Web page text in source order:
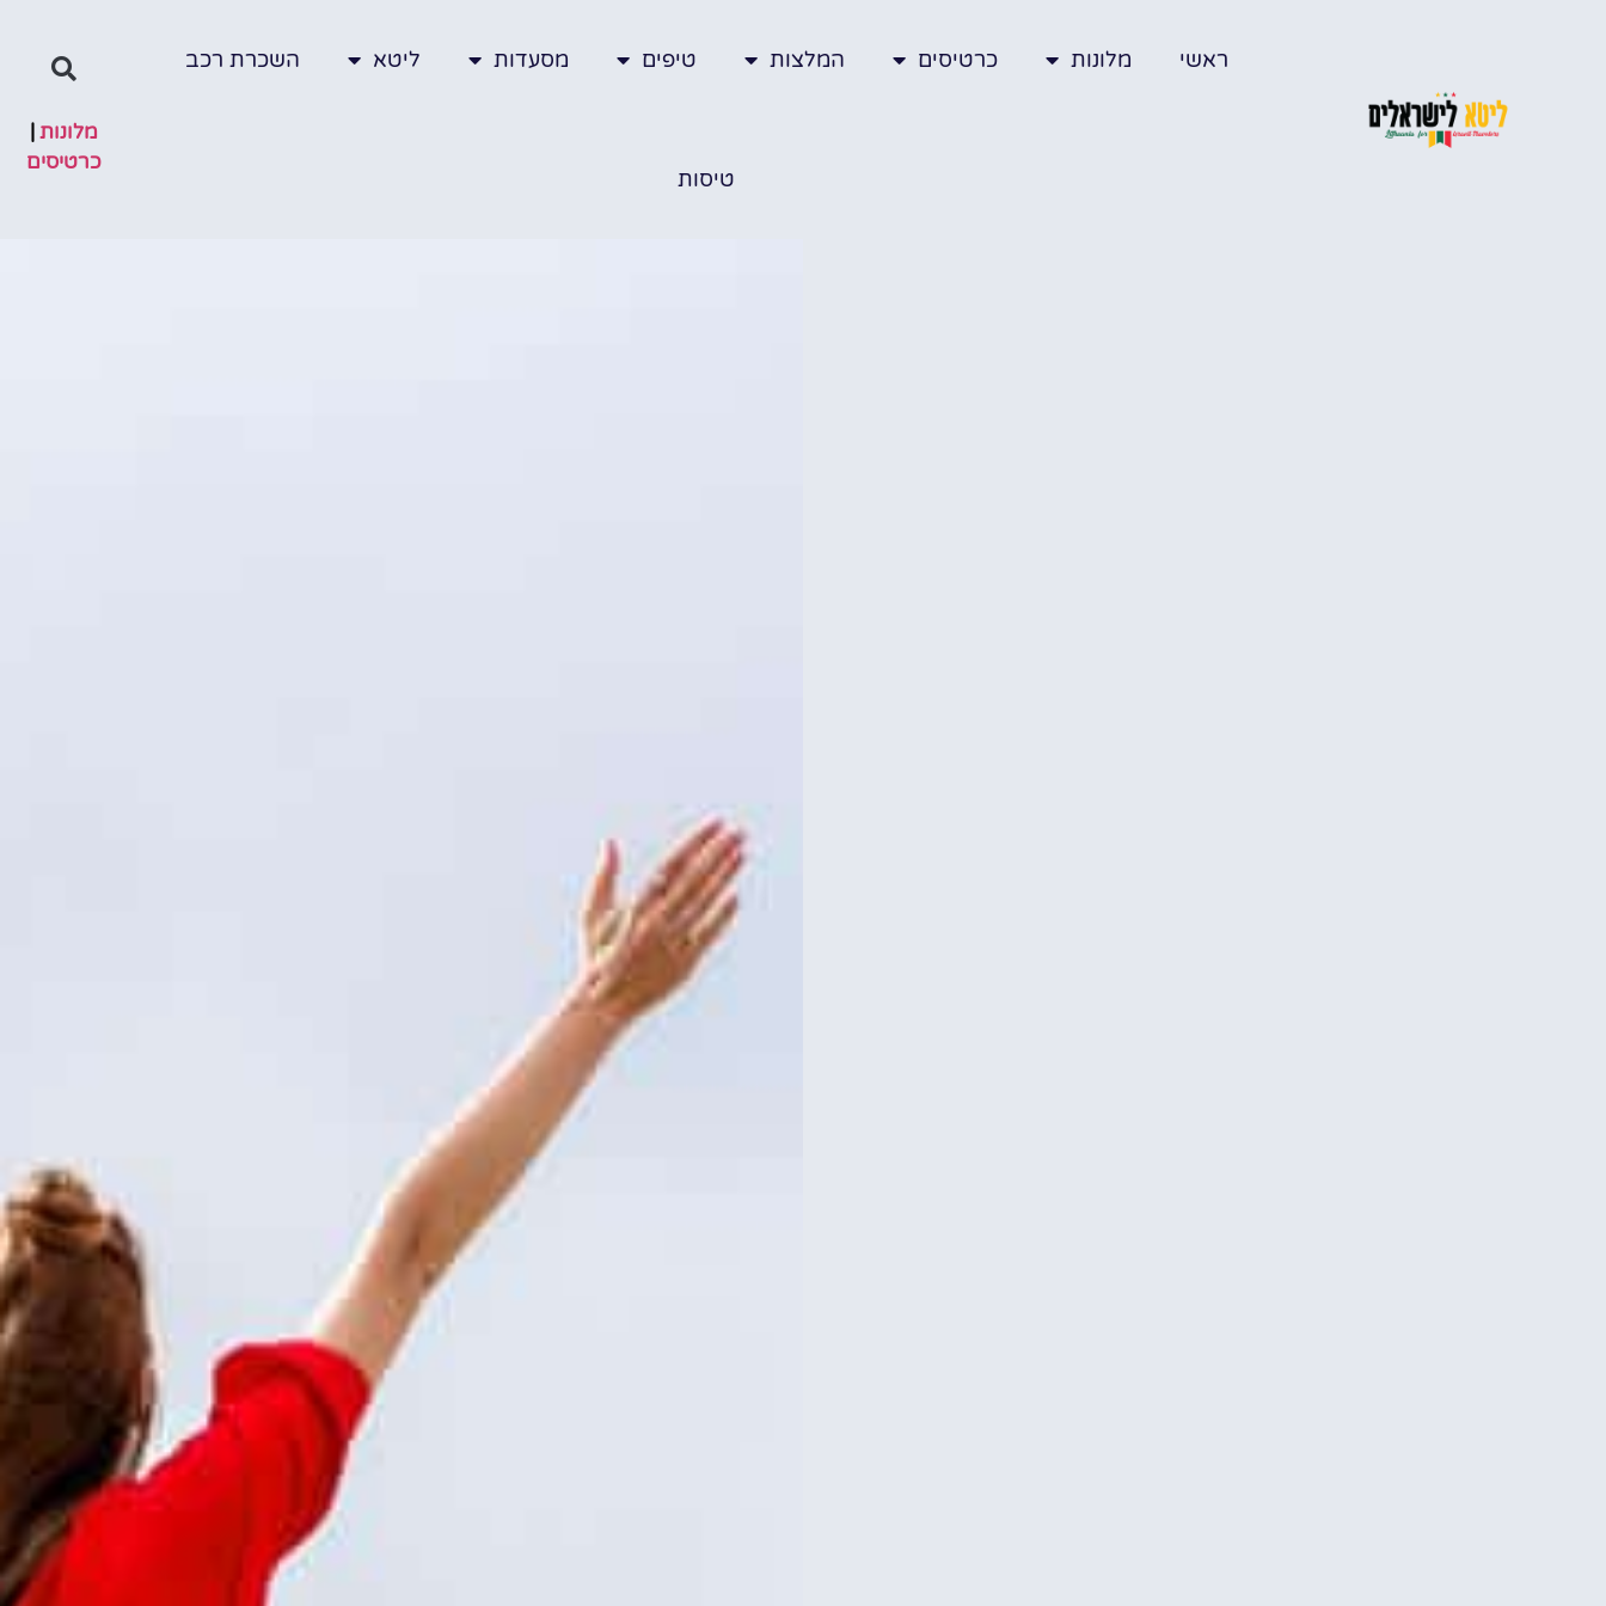
ראשי מלונות כרטיסים המלצות טיפים מסעדות ליטא השכרת רכב
טיסות
מלונות|
כרטיסים